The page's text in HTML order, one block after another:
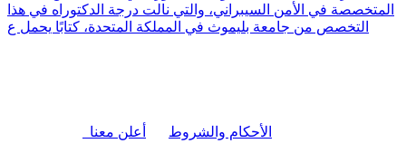
المتخصصة في الأمن السيبراني، والتي نالت درجة الدكتوراه في هذا
التخصص من جامعة بليموث في المملكة المتحدة، كتابًا يحمل ع
أعلن معنا الأحكام والشروط